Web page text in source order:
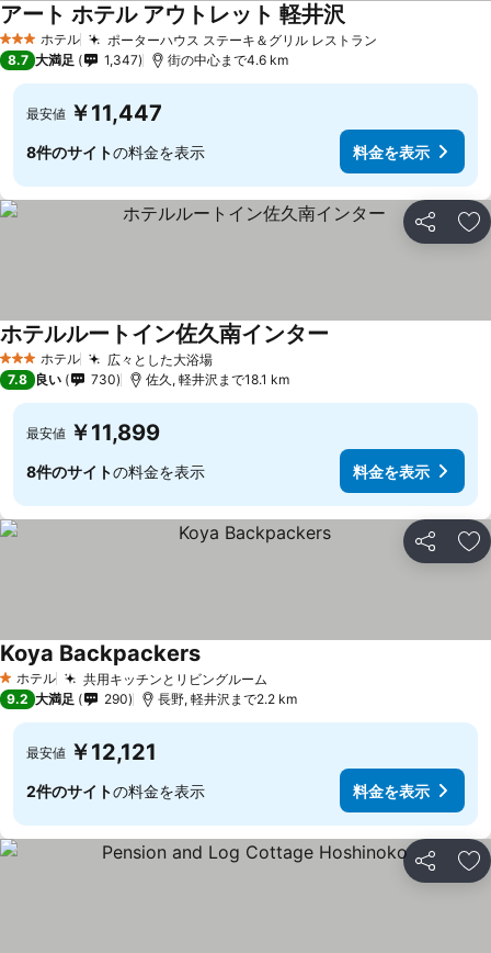
3 ホテルのランク
ホテル ポーターハウス ステーキ＆グリル レストラン
アート ホテル アウトレット 軽井沢料金を表示
8.7 大満足 1,347 街の中心まで4.6 km
最安値 ￥11,447
8件のサイトの料金を表示 料金を表示
シェア お
3 ホテルのランク
ホテル 広々とした大浴場料金を表示
ホテルルートイン佐久南インター
7.8 良い 730 佐久, 軽井沢まで18.1 km
最安値 ￥11,899
8件のサイトの料金を表示 料金を表示
シェア お
1 ホテルのランク
ホテル 共用キッチンとリビングルーム
Koya Backpackers料金を表示
9.2 大満足 290 長野, 軽井沢まで2.2 km
最安値 ￥12,121
2件のサイトの料金を表示 料金を表示
シェア お